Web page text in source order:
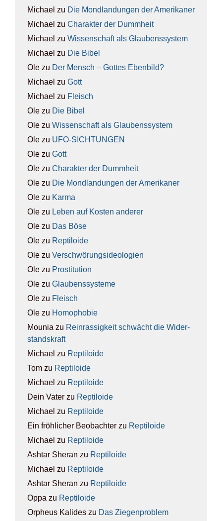
Michael zu Die Mond­lan­dun­gen der Ame­ri­ka­ner
Michael zu Cha­rak­ter der Dumm­heit
Michael zu Wis­sen­schaft als Glau­bens­sys­tem
Michael zu Die Bibel
Ole zu Der Mensch – Got­tes Eben­bild?
Michael zu Gott
Michael zu Fleisch
Ole zu Die Bibel
Ole zu Wis­sen­schaft als Glau­bens­sys­tem
Ole zu UFO-SICH­TUN­GEN
Ole zu Gott
Ole zu Cha­rak­ter der Dumm­heit
Ole zu Die Mond­lan­dun­gen der Ame­ri­ka­ner
Ole zu Kar­ma
Ole zu Leben auf Kos­ten ande­rer
Ole zu Das Böse
Ole zu Rep­ti­lo­ide
Ole zu Ver­schwö­rungs­ideo­lo­gien
Ole zu Pro­sti­tu­ti­on
Ole zu Glau­bens­sys­te­me
Ole zu Fleisch
Ole zu Homo­pho­bie
Mounia zu Rein­ras­sig­keit schwächt die Wider­
stands­kraft
Michael zu Rep­ti­lo­ide
Tom zu Rep­ti­lo­ide
Michael zu Rep­ti­lo­ide
Dein Vater zu Rep­ti­lo­ide
Michael zu Rep­ti­lo­ide
Ein fröhlicher Beobachter zu Rep­ti­lo­ide
Michael zu Rep­ti­lo­ide
Ashtar Sheran zu Rep­ti­lo­ide
Michael zu Rep­ti­lo­ide
Ashtar Sheran zu Rep­ti­lo­ide
Oppa zu Rep­ti­lo­ide
Orpheus Kalides zu Das Zie­gen­pro­blem